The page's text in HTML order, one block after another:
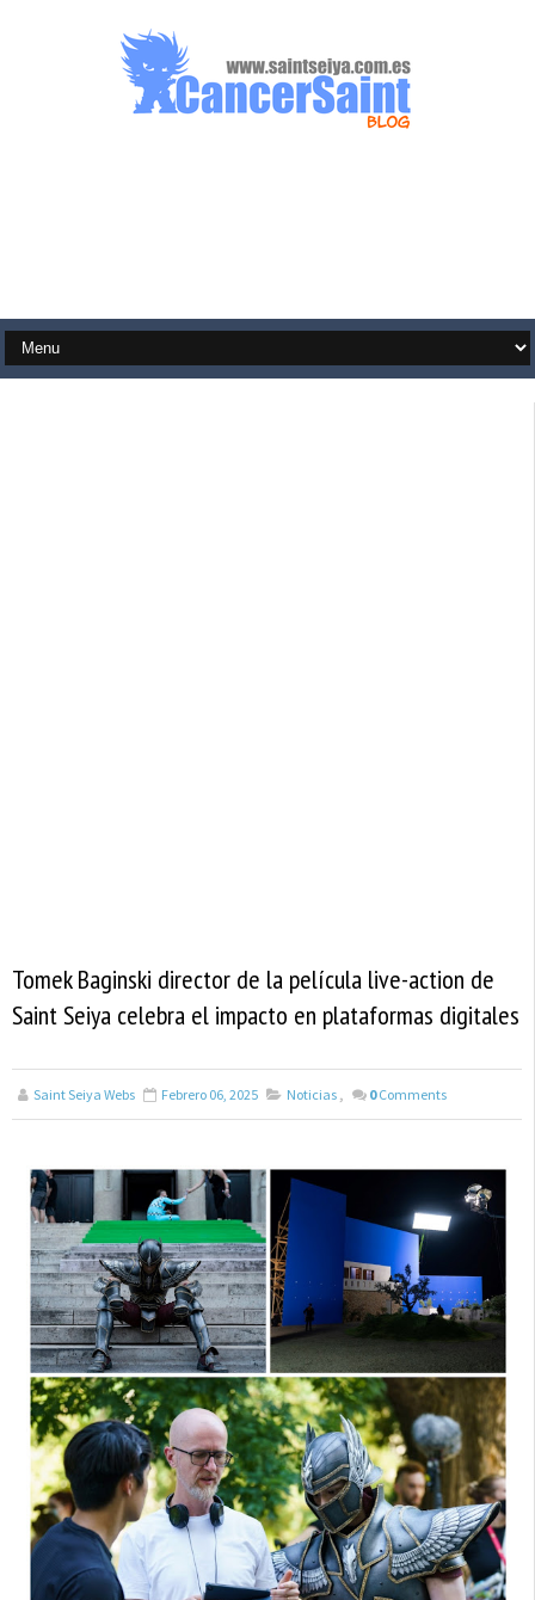
Tomek Baginski director de la película live-action de
Saint Seiya celebra el impacto en plataformas digitales
Saint Seiya Webs Febrero 06, 2025 Noticias , 0 Comments